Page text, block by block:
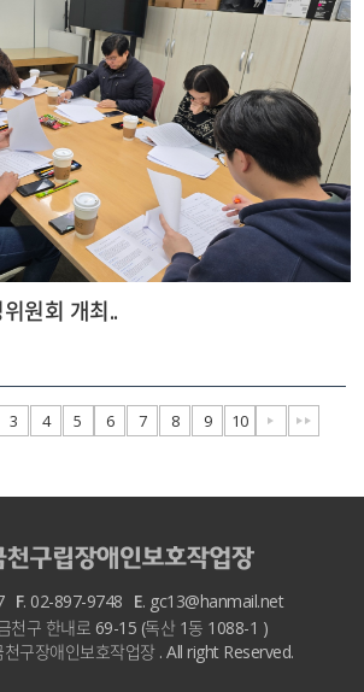
원회 개최..
3 4 5 6 7 8 9 10
F. 02-897-9748 E. gc13@hanmail.net
천구 한내로 69-15 (독산 1동 1088-1 )
구장애인보호작업장 . All right Reserved.